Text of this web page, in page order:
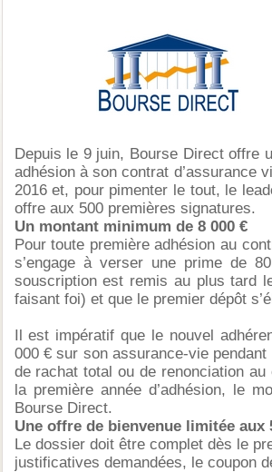
Depuis le 9 juin, Bourse Direct offre
adhésion à son contrat d’assurance
2016 et, pour pimenter le tout, le
offre aux 500 premières signatures.
Un montant minimum de 8 000 €
Pour toute première adhésion au
s’engage à verser une prime de
souscription est remis au plus tard
faisant foi) et que le premier dépôt
Il est impératif que le nouvel
000 € sur son assurance-vie
de rachat total ou de renonciation
la première année d’adhésion, le
Bourse Direct.
Une offre de bienvenue limitée aux
Le dossier doit être complet dès le
justificatives demandées, le coupon